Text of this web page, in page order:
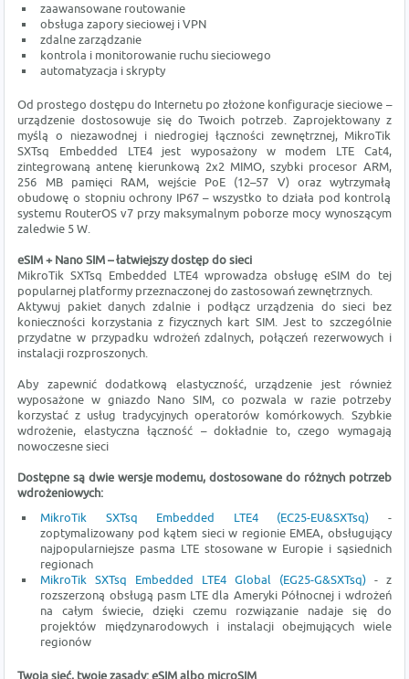
zaawansowane routowanie
obsługa zapory sieciowej i VPN
zdalne zarządzanie
kontrola i monitorowanie ruchu sieciowego
automatyzacja i skrypty
Od prostego dostępu do Internetu po złożone konfiguracje sieciowe –
urządzenie dostosowuje się do Twoich potrzeb. Zaprojektowany z
myślą o niezawodnej i niedrogiej łączności zewnętrznej, MikroTik
SXTsq Embedded LTE4 jest wyposażony w modem LTE Cat4,
zintegrowaną antenę kierunkową 2x2 MIMO, szybki procesor ARM,
256 MB pamięci RAM, wejście PoE (12–57 V) oraz wytrzymałą
obudowę o stopniu ochrony IP67 – wszystko to działa pod kontrolą
systemu RouterOS v7 przy maksymalnym poborze mocy wynoszącym
zaledwie 5 W.
eSIM + Nano SIM – łatwiejszy dostęp do sieci
MikroTik SXTsq Embedded LTE4 wprowadza obsługę eSIM do tej
popularnej platformy przeznaczonej do zastosowań zewnętrznych.
Aktywuj pakiet danych zdalnie i podłącz urządzenia do sieci bez
konieczności korzystania z fizycznych kart SIM. Jest to szczególnie
przydatne w przypadku wdrożeń zdalnych, połączeń rezerwowych i
instalacji rozproszonych.
Aby zapewnić dodatkową elastyczność, urządzenie jest również
wyposażone w gniazdo Nano SIM, co pozwala w razie potrzeby
korzystać z usług tradycyjnych operatorów komórkowych. Szybkie
wdrożenie, elastyczna łączność – dokładnie to, czego wymagają
nowoczesne sieci
Dostępne są dwie wersje modemu, dostosowane do różnych potrzeb
wdrożeniowych:
MikroTik SXTsq Embedded LTE4 (EC25-EU&SXTsq) -
zoptymalizowany pod kątem sieci w regionie EMEA, obsługujący
najpopularniejsze pasma LTE stosowane w Europie i sąsiednich
regionach
MikroTik SXTsq Embedded LTE4 Global (EG25-G&SXTsq)- z
rozszerzoną obsługą pasm LTE dla Ameryki Północnej i wdrożeń
na całym świecie, dzięki czemu rozwiązanie nadaje się do
projektów międzynarodowych i instalacji obejmujących wiele
regionów
Twoja sieć, twoje zasady: eSIM albo microSIM